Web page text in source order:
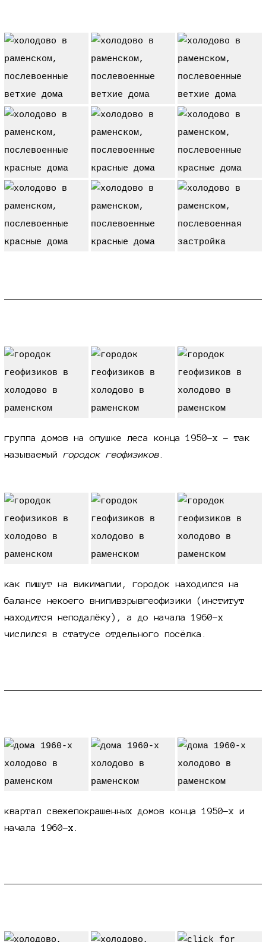
группа домов на опушке леса конца1950-х - так
называемый городок геофизиков
как пишут на викимапии, городок находился на
балансе некоего внипивзрывгеофизики (институт
находится неподалёку), а до начала1960-х
числился в статусе отдельного посёлка.
квартал свежепокрашенных домов конца1950-х и
начала1960-х